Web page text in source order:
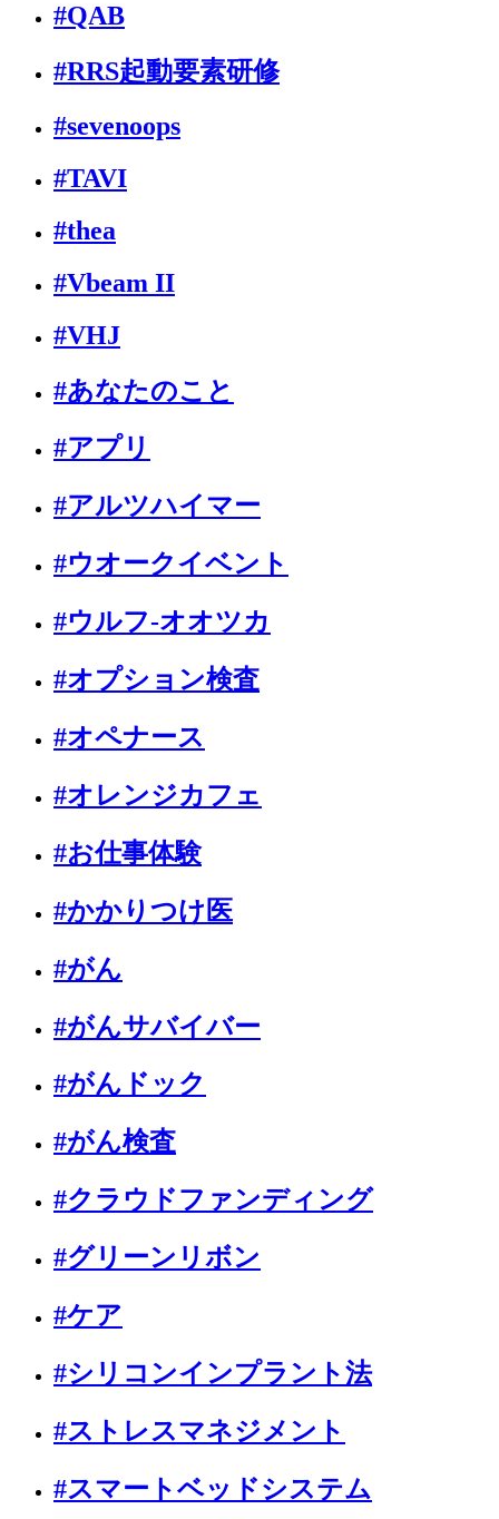
#QAB
#RRS起動要素研修
#sevenoops
#TAVI
#thea
#Vbeam II
#VHJ
#あなたのこと
#アプリ
#アルツハイマー
#ウオークイベント
#ウルフ-オオツカ
#オプション検査
#オペナース
#オレンジカフェ
#お仕事体験
#かかりつけ医
#がん
#がんサバイバー
#がんドック
#がん検査
#クラウドファンディング
#グリーンリボン
#ケア
#シリコンインプラント法
#ストレスマネジメント
#スマートベッドシステム